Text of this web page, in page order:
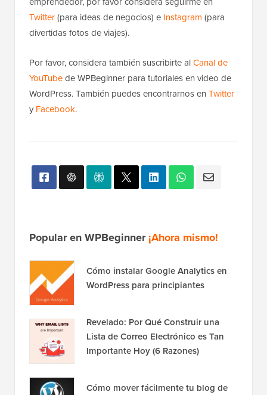
Twitter(para ideas de negocios) e Instagram (para
divertidas fotos de viajes).
Por favor, considera también suscribirte alCanal de
YouTubede WPBeginner para tutoriales en video de
WordPress. También puedes encontrarnos en Twitter
y Facebook.
Popular en WPBeginner¡Ahora mismo!
Cómo instalar Google Analytics en
WordPress para principiantes
Revelado: Por Qué Construir una
Lista de Correo Electrónico es Tan
Importante Hoy (6 Razones)
Cómo mover fácilmente tu blog de